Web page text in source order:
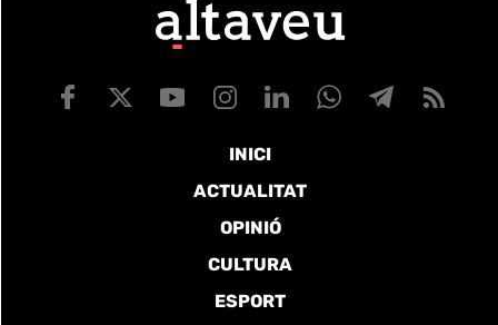
INICI
ACTUALITAT
OPINIÓ
CULTURA
ESPORT